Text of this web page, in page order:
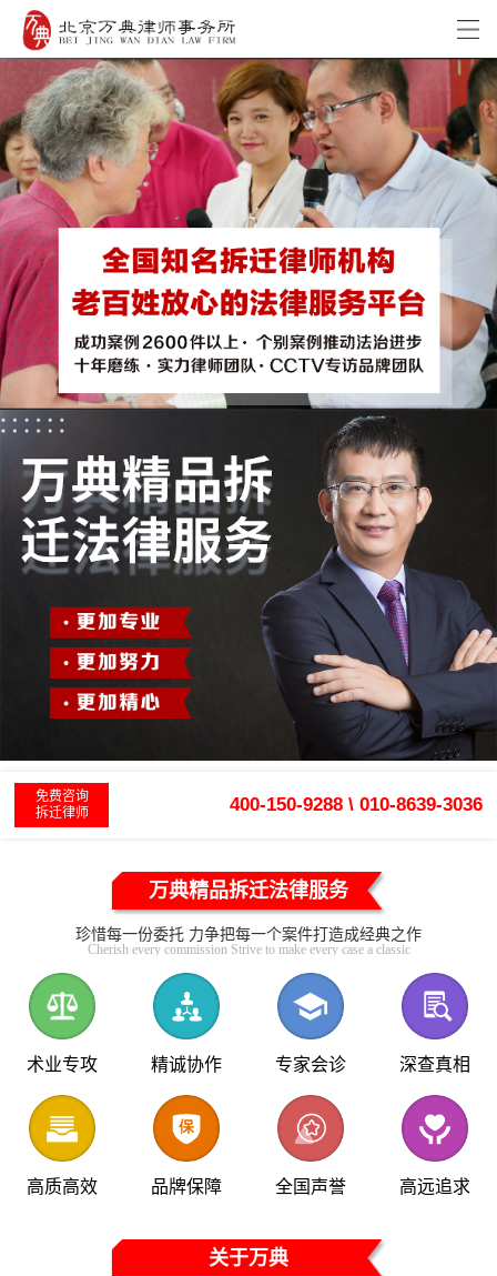
免费咨询
拆迁律师
400-150-9288 \ 010-8639-3036
万典精品拆迁法律服务
珍惜每一份委托 力争把每一个案件打造成经典之作
Cherish every commission Strive to make every case a classic
术业专攻 精诚协作 专家会诊 深查真相
高质高效 品牌保障 全国声誉 高远追求
关于万典